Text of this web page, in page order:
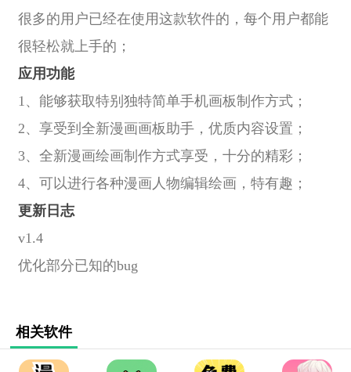
很多的用户已经在使用这款软件的，每个用户都能
很轻松就上手的；
应用功能
1、能够获取特别独特简单手机画板制作方式；
2、享受到全新漫画画板助手，优质内容设置；
3、全新漫画绘画制作方式享受，十分的精彩；
4、可以进行各种漫画人物编辑绘画，特有趣；
更新日志
v1.4
优化部分已知的bug
相关软件